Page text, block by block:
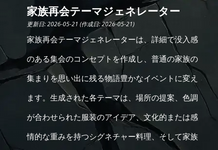
家族再会テーマジェネレーター
更新日: 2026-05-21 (作成日: 2026-05-21)
家族再会テーマジェネレーターは、詳細で没入感
のある集会のコンセプトを作成し、普通の家族の
集まりを思い出に残る物語豊かなイベントに変え
ます。生成された各テーマは、場所の提案、色調
が合わせられた服装のアイデア、文化的または感
情的な重みを持つシグネチャー料理、そして家族